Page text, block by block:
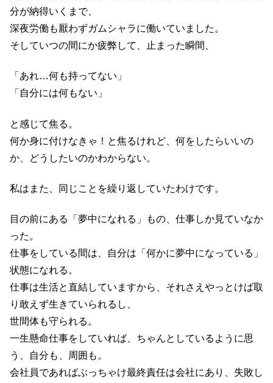
分が納得いくまで、
深夜労働も厭わずガムシャラに働いていました。
そしていつの間にか疲弊して、止まった瞬間、
「あれ…何も持ってない」
「自分には何もない」
と感じて焦る。
何か身に付けなきゃ！と焦るけれど、何をしたらいいの
か、どうしたいのかわからない。
私はまた、同じことを繰り返していたわけです。
目の前にある「夢中になれる」もの、仕事しか見ていなか
った。
仕事をしている間は、自分は「何かに夢中になっている」
状態になれる。
仕事は生活と直結していますから、それさえやっとけば取
り敢えず生きていられるし、
世間体も守られる。
一生懸命仕事をしていれば、ちゃんとしているように思
う、自分も、周囲も。
会社員であればぶっちゃけ最終責任は会社にあり、失敗し